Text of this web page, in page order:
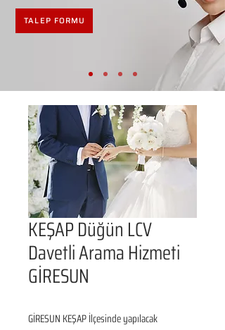
TALEP FORMU
KEŞAP Düğün LCV
Davetli Arama Hizmeti
GİRESUN
GİRESUN KEŞAP İlçesinde yapılacak